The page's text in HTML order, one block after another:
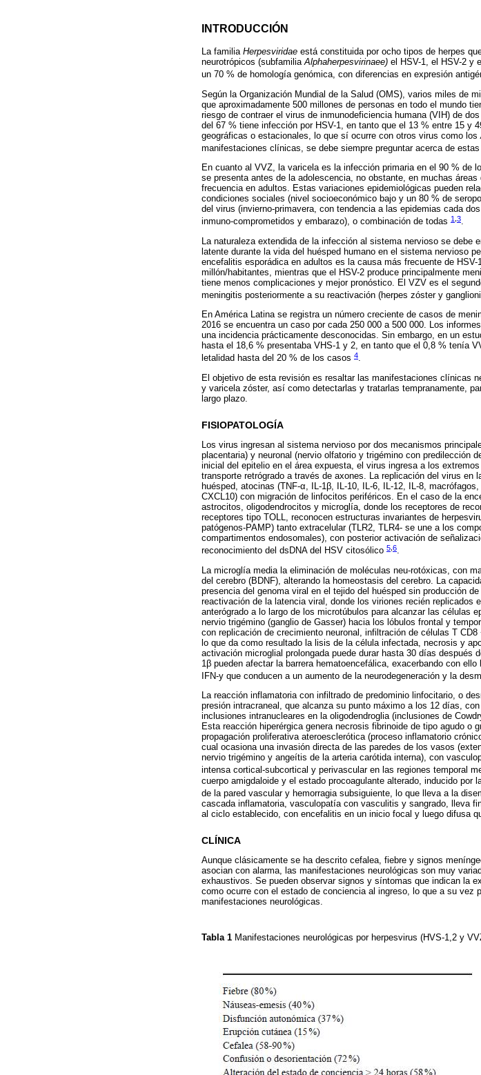
INTRODUCCIÓN
La familia Herpesviridae está constituida por ocho tipos de herpes
neurotrópicos (subfamiliaAlphaherpesvirinaee) el HSV-1, el HSV-2 y
un 70 % de homología genómica, con diferencias en expresión
Según la Organización Mundial de la Salud (OMS), varios miles de
que aproximadamente 500 millones de personas en todo el mundo
riesgo de contraer el virus de inmunodeficiencia humana (VIH) de
del 67 % tiene infección por HSV-1, en tanto que el 13 % entre 15 y
geográficas o estacionales, lo que sí ocurre con otros virus como los
manifestaciones clínicas, se debe siempre preguntar acerca de
En cuanto al VVZ, la varicela es la infección primaria en el 90 % de
se presenta antes de la adolescencia, no obstante, en muchas
frecuencia en adultos. Estas variaciones epidemiológicas pueden
condiciones sociales (nivel socioeconómico bajo y un 80 % de
del virus (invierno-primavera, con tendencia a las epidemias cada
inmuno-comprometidos y embarazo), o combinación de todas 1 3.
La naturaleza extendida de la infección al sistema nervioso se
latente durante la vida del huésped humano en el sistema nervioso
encefalitis esporádica en adultos es la causa más frecuente de
millón/habitantes, mientras que el HSV-2 produce principalmente
tiene menos complicaciones y mejor pronóstico. El VZV es el
meningitis posteriormente a su reactivación (herpes zóster y
En América Latina se registra un número creciente de casos de
2016 se encuentra un caso por cada 250 000 a 500 000. Los
una incidencia prácticamente desconocidas. Sin embargo, en un
hasta el 18,6 % presentaba VHS-1 y 2, en tanto que el 0,8 % tenía
letalidad hasta del 20 % de los casos 4.
El objetivo de esta revisión es resaltar las manifestaciones clínicas
y varicela zóster, así como detectarlas y tratarlas tempranamente,
largo plazo.
FISIOPATOLOGÍA
Los virus ingresan al sistema nervioso por dos mecanismos
placentaria) y neuronal (nervio olfatorio y trigémino con predilección
inicial del epitelio en el área expuesta, el virus ingresa a los
transporte retrógrado a través de axones. La replicación del virus en
huésped, atocinas (TNF-α, IL-1β, IL-10, IL-6, IL-12, IL-8,
CXCL10) con migración de linfocitos periféricos. En el caso de la
astrocitos, oligodendrocitos y microglía, donde los receptores de
receptores tipo TOLL, reconocen estructuras invariantes de
patógenos-PAMP) tanto extracelular (TLR2, TLR4- se une a los
compartimentos endosomales), con posterior activación de
reconocimiento del dsDNA del HSV citosólico 5 6.
La microglía media la eliminación de moléculas neu-rotóxicas, con
del cerebro (BDNF), alterando la homeostasis del cerebro. La
presencia del genoma viral en el tejido del huésped sin producción
reactivación de la latencia viral, donde los viriones recién replicados
anterógrado a lo largo de los microtúbulos para alcanzar las células
nervio trigémino (ganglio de Gasser) hacia los lóbulos frontal y
con replicación de crecimiento neuronal, infiltración de células T
lo que da como resultado la lisis de la célula infectada, necrosis y
activación microglial prolongada puede durar hasta 30 días
1β pueden afectar la barrera hematoencefálica, exacerbando con
IFN-y que conducen a un aumento de la neurodegeneración y la
La reacción inflamatoria con infiltrado de predominio linfocitario, o
presión intracraneal, que alcanza su punto máximo a los 12 días,
inclusiones intranucleares en la oligodendroglia (inclusiones de
Esta reacción hiperérgica genera necrosis fibrinoide de tipo agudo o
propagación proliferativa ateroesclerótica (proceso inflamatorio
cual ocasiona una invasión directa de las paredes de los vasos
nervio trigémino y angeítis de la arteria carótida interna), con
intensa cortical-subcortical y perivascular en las regiones temporal
cuerpo amigdaloide y el estado procoagulante alterado, inducido
de la pared vascular y hemorragia subsiguiente, lo que lleva a la
cascada inflamatoria, vasculopatía con vasculitis y sangrado, lleva
al ciclo establecido, con encefalitis en un inicio focal y luego difusa
CLÍNICA
Aunque clásicamente se ha descrito cefalea, fiebre y signos
asocian con alarma, las manifestaciones neurológicas son muy
exhaustivos. Se pueden observar signos y síntomas que indican la
como ocurre con el estado de conciencia al ingreso, lo que a su vez
manifestaciones neurológicas.
Tabla 1 Manifestaciones neurológicas por herpesvirus (HVS-1,2 y